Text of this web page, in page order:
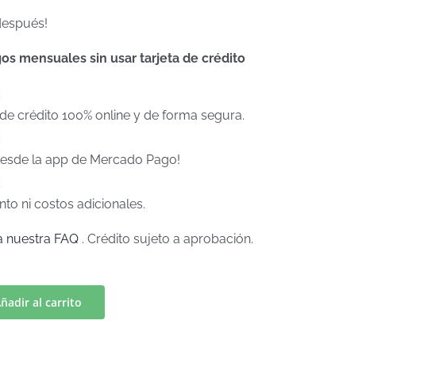
mensuales sin usar tarjeta de crédito
crédito 100% online y de forma segura.
la app de Mercado Pago!
ni costos adicionales.
nuestra FAQ . Crédito sujeto a aprobación.
al carrito